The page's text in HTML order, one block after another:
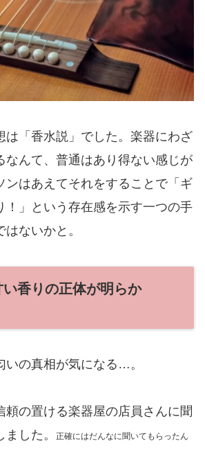
は「香水説」でした。楽器にわざ
なんて、普通はあり得ない感じが
ンはあえてそれをすることで「ギ
！」という存在感を示す一つの手
ないかと。
香りの正体が明らか
いの真相が気になる…。
頼の置ける楽器屋の店員さんに聞
した。
正確にはだんなに聞いてもらったん